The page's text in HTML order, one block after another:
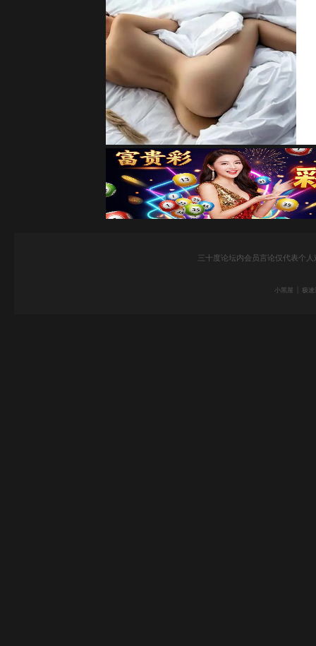
三十度论坛内会员言论仅代表个
小黑屋 极速